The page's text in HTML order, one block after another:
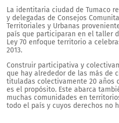
La identitaria ciudad de Tumaco
y delegadas de Consejos
Territoriales y Urbanas
país que participaran en el taller
Ley 70 enfoque territorio a
2013.
Construir participativa y
que hay alrededor de las más de
tituladas colectivamente 20 años
es el propósito. Este abarca
muchas comunidades en
todo el país y cuyos derechos no